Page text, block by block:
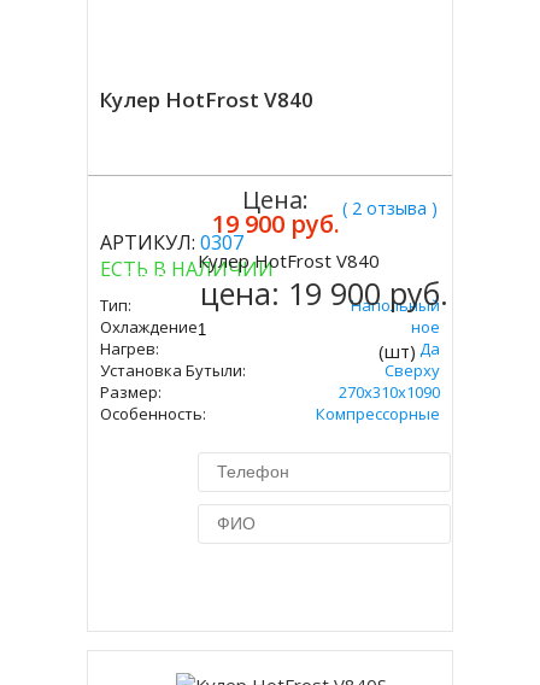
Кулер HotFrost V840
( 2 отзыва )
АРТИКУЛ: 0307
ЕСТЬ В НАЛИЧИИ
Тип:
Напольный
Охлаждение:
Электронное
Нагрев:
Да
Установка Бутыли:
Сверху
Размер:
270х310х1090
Особенность:
Компрессорные
Цена:
19 900 руб.
Купить
Кулер HotFrost V840
цена: 19 900 руб.
(шт)